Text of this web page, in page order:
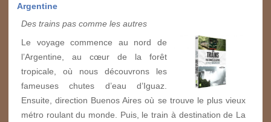
Argentine
Des trains pas comme les autres
Le voyage commence au nord de
l’Argentine, au cœur de la forêt
tropicale, où nous découvrons les
fameuses chutes d’eau d’Iguaz.
Ensuite, direction Buenos Aires où se trouve le plus vieux
métro roulant du monde. Puis, le train à destination de La